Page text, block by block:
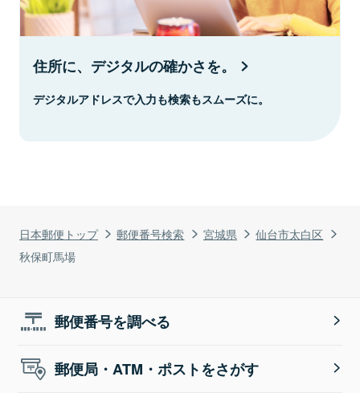
日本郵便トップ 郵便番号検索 宮城県
仙台市太白区
秋保町馬場
住所に、デジタルの確かさを。
デジタルアドレスで入力も検索もスムーズに。
郵便番号を調べる
郵便局・ATM・ポストをさがす